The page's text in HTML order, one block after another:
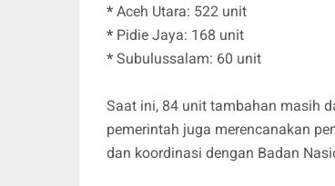
* Aceh Utara: 522 unit
* Pidie Jaya: 168 unit
* Subulussalam: 60 unit
Saat ini, 84 unit tambahan masih
pemerintah juga merencanakan
dan koordinasi dengan Badan